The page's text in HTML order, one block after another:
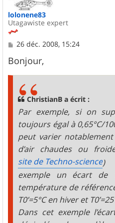
lolonene83
Utagawiste expert
M
s
s
a
26 déc. 2008, 15:24
Bonjour,
ChristianB a écrit :
Par exemple, si on
toujours égal à 0,65°C/
peut varier
d’air chaudes ou
site de Techno-science)
exemple un écart de
température de
T0’=5°C en hiver et
Dans cet exemple